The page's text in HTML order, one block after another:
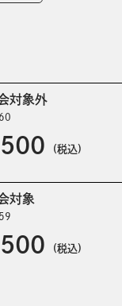
対象外
(税込)
対象
(税込)